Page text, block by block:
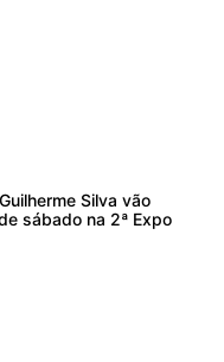
Silva vão
sábado na 2ª Expo